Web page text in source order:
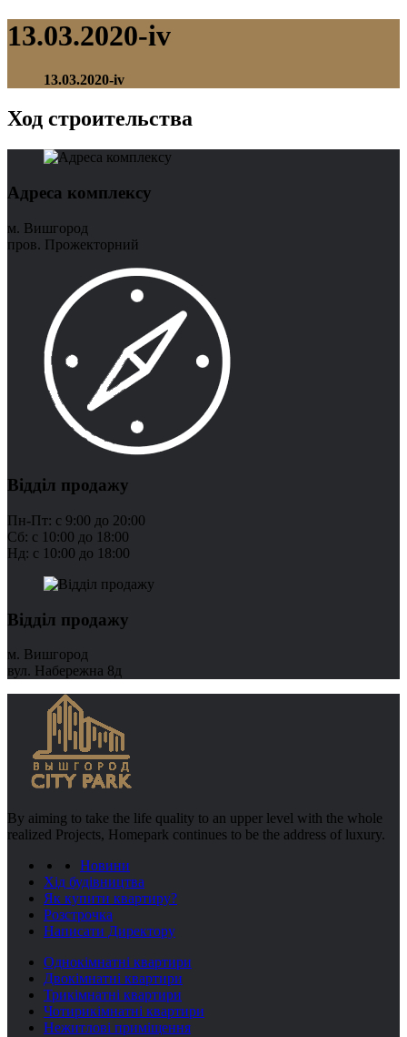
13.03.2020-iv
13.03.2020-iv
Ход строительства
Адреса комплексу
м. Вишгород
пров. Прожекторний
Відділ продажу
Пн-Пт: с 9:00 до 20:00
Сб: с 10:00 до 18:00
Нд: с 10:00 до 18:00
Відділ продажу
м. Вишгород
вул. Набережна 8д
By aiming to take the life quality to an upper level with the whole
realized Projects, Homepark continues to be the address of luxury.
Новини
Хід будівництва
Як купити квартиру?
Розстрочка
Написати Директору
Однокімнатні квартири
Двокімнатні квартири
Трикімнатні квартири
Чотирикімнатні квартири
Нежитлові приміщення